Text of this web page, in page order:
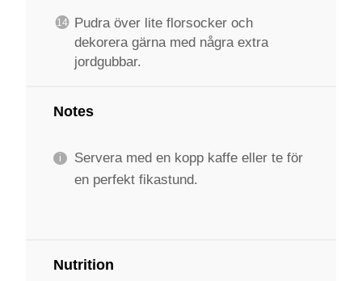
Pudra över lite florsocker och
dekorera gärna med några extra
jordgubbar.
Notes
Servera med en kopp kaffe eller te för
en perfekt fikastund.
Nutrition